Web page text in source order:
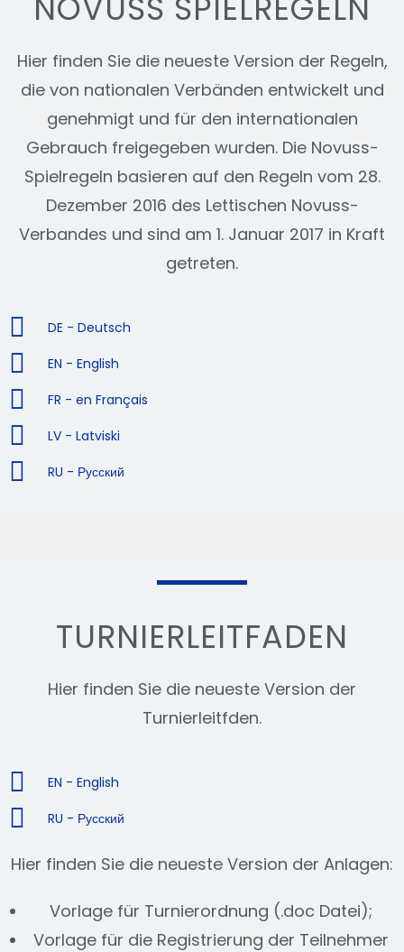
Hier finden Sie die neueste Version der Regeln,
die von nationalen Verbänden entwickelt und
genehmigt und für den internationalen
Gebrauch freigegeben wurden. Die Novuss-
Spielregeln basieren auf den Regeln vom 28.
Dezember 2016 des Lettischen Novuss-
Verbandes und sind am 1. Januar 2017 in Kraft
getreten.
DE - Deutsch
EN - English
FR - en Français
LV - Latviski
RU - Русский
TURNIERLEITFADEN
Hier finden Sie die neueste Version der
Turnierleitfden.
EN - English
RU - Русский
Hier finden Sie die neueste Version der Anlagen:
Vorlage für Turnierordnung (.doc Datei);
Vorlage für die Registrierung der Teilnehmer